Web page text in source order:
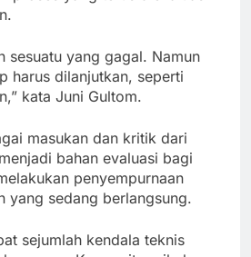
sesuatu yang gagal. Namun
harus dilanjutkan, seperti
kata Juni Gultom.
masukan dan kritik dari
bahan evaluasi bagi
penyempurnaan
yang sedang berlangsung.
sejumlah kendala teknis